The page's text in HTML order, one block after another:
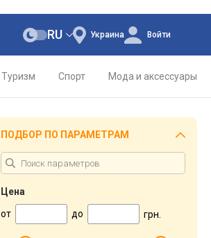
Украина
RU Войти
Туризм Спорт Мода и аксессуары
ПОДБОР ПО ПАРАМЕТРАМ
Цена
от
до грн.